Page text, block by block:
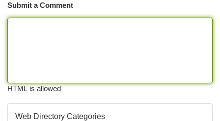
Submit a Comment
HTML is allowed
Web Directory Categories